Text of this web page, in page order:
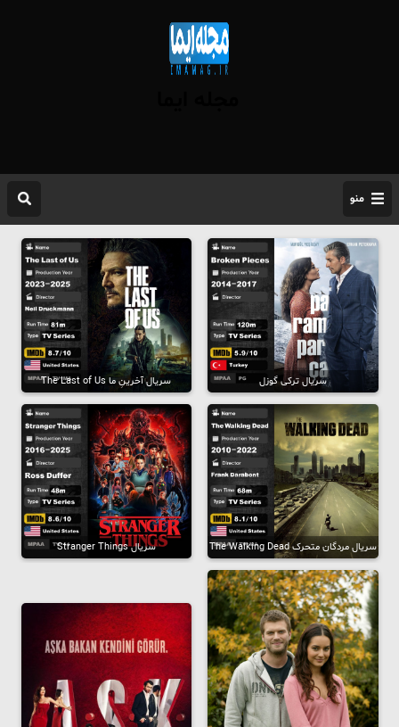
منو
سریال ترکی گوزل سریال آخرینِ ما The Last of Us
سریال مردگان متحرک The Walking Dead سریال Stranger Things